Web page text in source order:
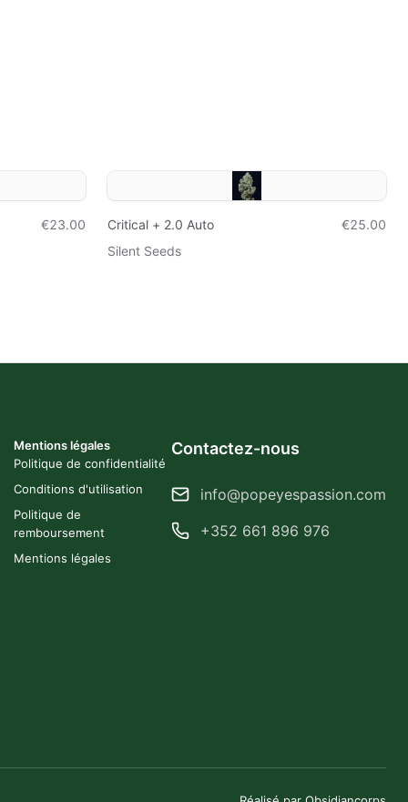
€23.00
Critical + 2.0 Auto
€25.00
Silent Seeds
Mentions légales
Politique de confidentialité
Conditions d'utilisation
Politique de
remboursement
Mentions légales
Contactez-nous
info@popeyespassion.com
+352 661 896 976